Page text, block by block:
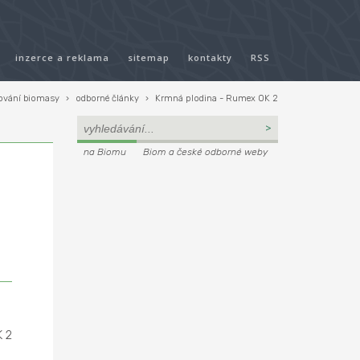
inzerce a reklama sitemap kontakty RSS
biomasy › odborné články › Krmná plodina - Rumex OK 2
2
na Biomu Biom a české odborné weby